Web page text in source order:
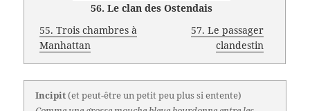
56. Le clan des Ostendais
55. Trois chambres à
Manhattan
57. Le passager
clandestin
Incipit(et peut-être un petit peu plus si entente)